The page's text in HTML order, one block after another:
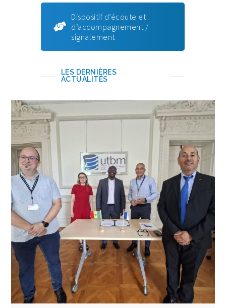
Dispositif d’écoute et
d’accompagnement /
signalement
LES DERNIÈRES
ACTUALITÉS